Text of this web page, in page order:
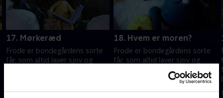
17. Mørkeræd
Frode er bondegårdens sorte
får, som altid laver sjov og
1. juli 2016 • 7 min
18. Hvem er moren?
Frode er bondegårdens sorte
får, som altid laver sjov og
fåre-streger. Hver gang
bondemanden vender ryggen
1. juli 2016 • 7 min